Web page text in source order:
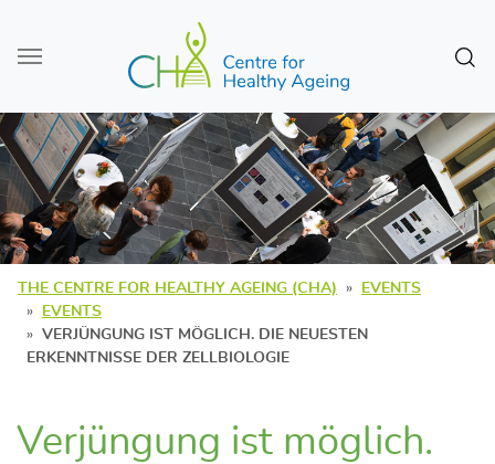
Skip to main content
THE CENTRE FOR HEALTHY AGEING (CHA)
EVENTS
EVENTS
VERJÜNGUNG IST MÖGLICH. DIE NEUESTEN
ERKENNTNISSE DER ZELLBIOLOGIE
Verjüngung ist möglich.